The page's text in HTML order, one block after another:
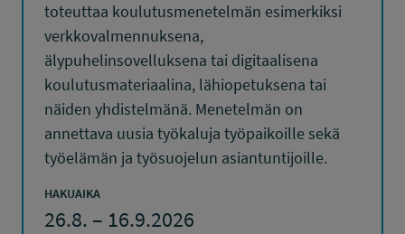
toteuttaa koulutusmenetelmän esimerkiksi
verkkovalmennuksena,
älypuhelinsovelluksena tai digitaalisena
koulutusmateriaalina, lähiopetuksena tai
näiden yhdistelmänä. Menetelmän on
annettava uusia työkaluja työpaikoille sekä
työelämän ja työsuojelun asiantuntijoille.
HAKUAIKA
26.8. – 16.9.2026